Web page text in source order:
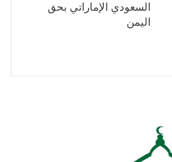
السعودي الإماراتي بحق
اليمن